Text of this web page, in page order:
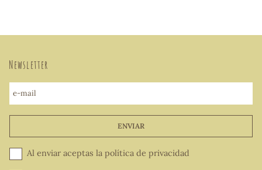
Newsletter
e-mail
ENVIAR
Al enviar aceptas la política de privacidad